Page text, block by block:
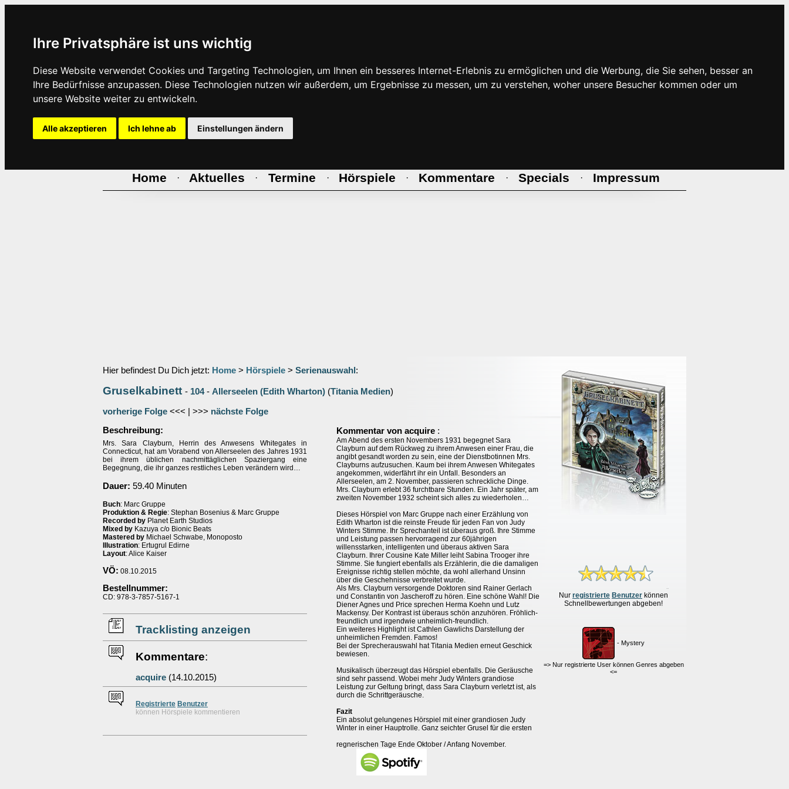
Ihre Privatsphäre ist uns wichtig
Diese Website verwendet Cookies und Targeting Technologien, um Ihnen ein besseres Internet-Erlebnis zu ermöglichen und die Werbung, die Sie sehen, besser an
Ihre Bedürfnisse anzupassen. Diese Technologien nutzen wir außerdem, um Ergebnisse zu messen, um zu verstehen, woher unsere Besucher kommen oder um
unsere Website weiter zu entwickeln.
Alle akzeptieren Ich lehne ab Einstellungen ändern
Home · Aktuelles · Termine · Hörspiele · Kommentare · Specials · Impressum
Hier befindest Du Dich jetzt: Home > Hörspiele > Serienauswahl :
Gruselkabinett - 104- Allerseelen (Edith Wharton) (Titania Medien)
vorherige Folge <<< | >>> nächste Folge
Nur registrierte Benutzer können
Schnellbewertungen abgeben!
- Mystery
=> Nur registrierte User können Genres abgeben
<=
Beschreibung:
Mrs. Sara Clayburn, Herrin des Anwesens Whitegates in
Connecticut, hat am Vorabend von Allerseelen des Jahres 1931
bei ihrem üblichen nachmittäglichen Spaziergang eine
Begegnung, die ihr ganzes restliches Leben verändern wird…
Dauer: 59.40 Minuten
Buch: Marc Gruppe
Produktion & Regie: Stephan Bosenius & Marc Gruppe
Recorded by Planet Earth Studios
Mixed by Kazuya c/o Bionic Beats
Mastered by Michael Schwabe, Monoposto
Illustration: Ertugrul Edirne
Layout: Alice Kaiser
VÖ: 08.10.2015
Bestellnummer:
CD: 978-3-7857-5167-1
Tracklisting anzeigen
Kommentare:
acquire (14.10.2015)
Registrierte Benutzer
können Hörspiele kommentieren
Kommentar von acquire :
Am Abend des ersten Novembers 1931 begegnet Sara
Clayburn auf dem Rückweg zu ihrem Anwesen einer Frau, die
angibt gesandt worden zu sein, eine der Dienstbotinnen Mrs.
Clayburns aufzusuchen. Kaum bei ihrem Anwesen Whitegates
angekommen, widerfährt ihr ein Unfall. Besonders an
Allerseelen, am 2. November, passieren schreckliche Dinge.
Mrs. Clayburn erlebt 36 furchtbare Stunden. Ein Jahr später, am
zweiten November 1932 scheint sich alles zu wiederholen…
Dieses Hörspiel von Marc Gruppe nach einer Erzählung von
Edith Wharton ist die reinste Freude für jeden Fan von Judy
Winters Stimme. Ihr Sprechanteil ist überaus groß. Ihre Stimme
und Leistung passen hervorragend zur 60jährigen
willensstarken, intelligenten und überaus aktiven Sara
Clayburn. Ihrer Cousine Kate Miller leiht Sabina Trooger ihre
Stimme. Sie fungiert ebenfalls als Erzählerin, die die damaligen
Ereignisse richtig stellen möchte, da wohl allerhand Unsinn
über die Geschehnisse verbreitet wurde.
Als Mrs. Clayburn versorgende Doktoren sind Rainer Gerlach
und Constantin von Jascheroff zu hören. Eine schöne Wahl! Die
Diener Agnes und Price sprechen Herma Koehn und Lutz
Mackensy. Der Kontrast ist überaus schön anzuhören. Fröhlich-
freundlich und irgendwie unheimlich-freundlich.
Ein weiteres Highlight ist Cathlen Gawlichs Darstellung der
unheimlichen Fremden. Famos!
Bei der Sprecherauswahl hat Titania Medien erneut Geschick
bewiesen.
Musikalisch überzeugt das Hörspiel ebenfalls. Die Geräusche
sind sehr passend. Wobei mehr Judy Winters grandiose
Leistung zur Geltung bringt, dass Sara Clayburn verletzt ist, als
durch die Schrittgeräusche.
Fazit
Ein absolut gelungenes Hörspiel mit einer grandiosen Judy
Winter in einer Hauptrolle. Ganz seichter Grusel für die ersten
regnerischen Tage Ende Oktober / Anfang November.